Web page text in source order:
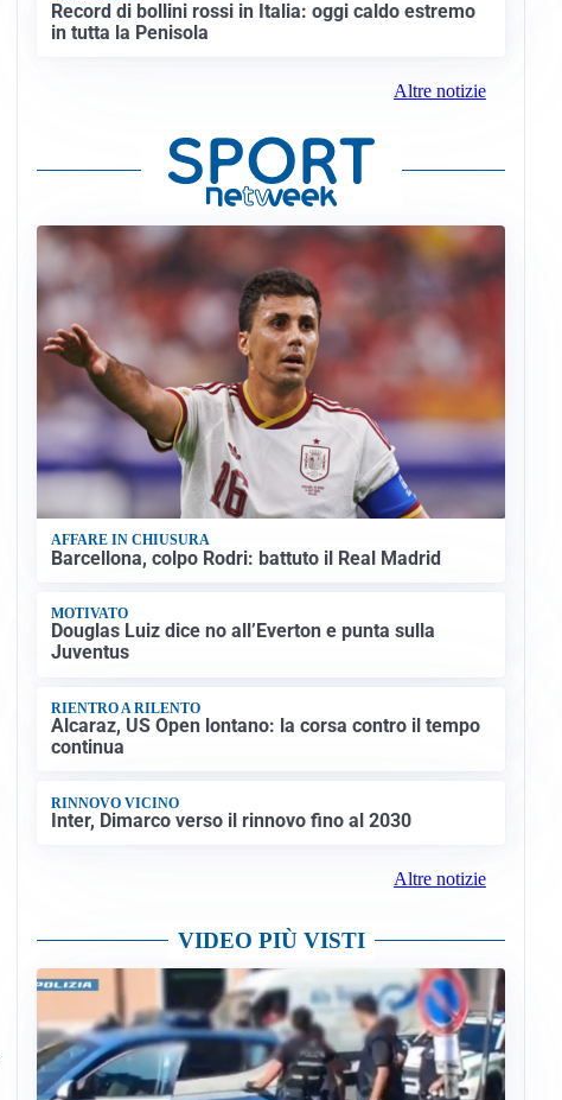
Record di bollini rossi in Italia: oggi caldo estremo
in tutta la Penisola
Altre notizie
AFFARE IN CHIUSURA
Barcellona, colpo Rodri: battuto il Real Madrid
MOTIVATO
Douglas Luiz dice no all’Everton e punta sulla
Juventus
RIENTRO A RILENTO
Alcaraz, US Open lontano: la corsa contro il tempo
continua
RINNOVO VICINO
Inter, Dimarco verso il rinnovo fino al 2030
Altre notizie
VIDEO PIÙ VISTI